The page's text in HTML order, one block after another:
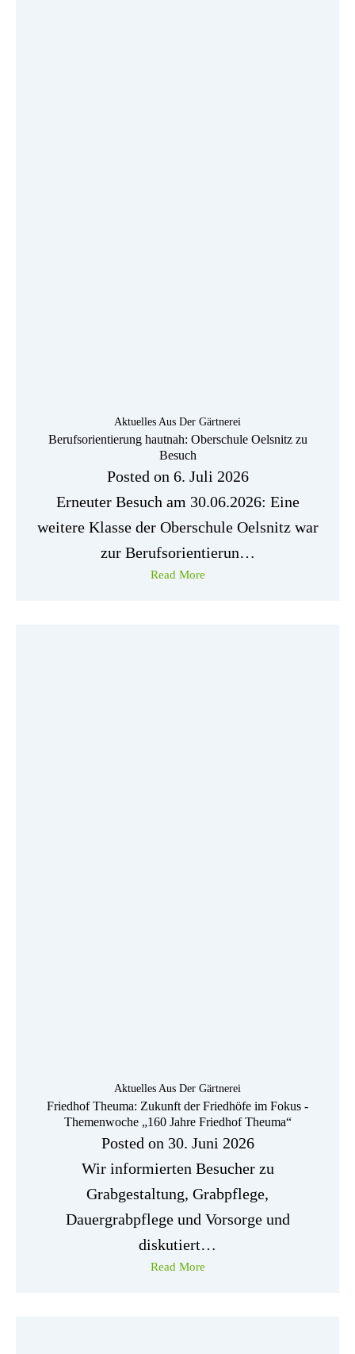
Aktuelles Aus Der Gärtnerei
Berufsorientierung hautnah: Oberschule Oelsnitz zu
Besuch
Posted on 6. Juli 2026
Erneuter Besuch am 30.06.2026: Eine
weitere Klasse der Oberschule Oelsnitz war
zur Berufsorientierun…
Read More
Aktuelles Aus Der Gärtnerei
Friedhof Theuma: Zukunft der Friedhöfe im Fokus -
Themenwoche „160 Jahre Friedhof Theuma“
Posted on 30. Juni 2026
Wir informierten Besucher zu
Grabgestaltung, Grabpflege,
Dauergrabpflege und Vorsorge und
diskutiert…
Read More